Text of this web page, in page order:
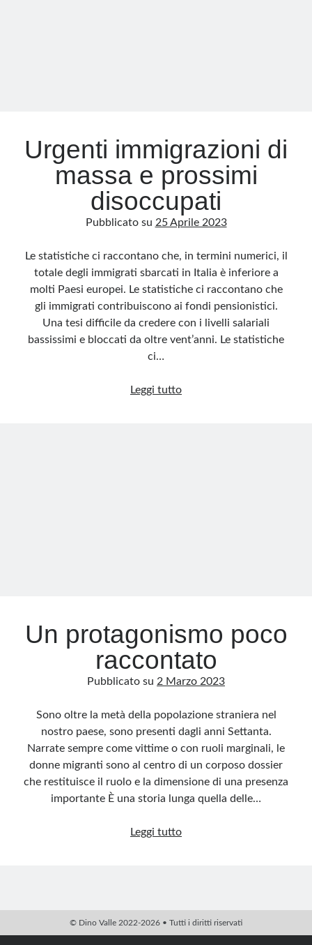
Urgenti immigrazioni di
massa e prossimi
disoccupati
Pubblicato su 25 Aprile 2023
Le statistiche ci raccontano che, in termini numerici, il
totale degli immigrati sbarcati in Italia è inferiore a
molti Paesi europei. Le statistiche ci raccontano che
gli immigrati contribuiscono ai fondi pensionistici.
Una tesi difficile da credere con i livelli salariali
bassissimi e bloccati da oltre vent’anni. Le statistiche
ci…
Leggi tuttoUrgenti
Un protagonismo poco
raccontato
Pubblicato su 2 Marzo 2023
Sono oltre la metà della popolazione straniera nel
nostro paese, sono presenti dagli anni Settanta.
Narrate sempre come vittime o con ruoli marginali, le
donne migranti sono al centro di un corposo dossier
che restituisce il ruolo e la dimensione di una presenza
importante È una storia lunga quella delle…
Leggi tuttoUn
© Dino Valle 2022-2026 • Tutti i diritti riservati